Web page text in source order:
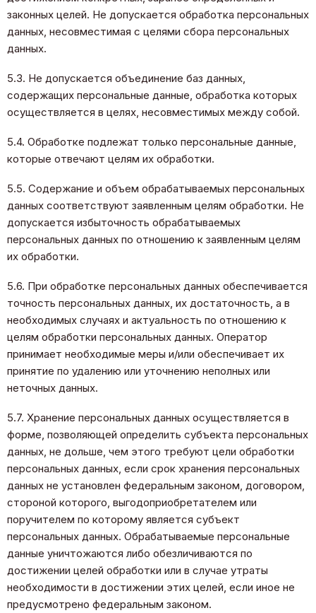
законных целей. Не допускается обработка персональных
данных, несовместимая с целями сбора персональных
данных.
5.3. Не допускается объединение баз данных,
содержащих персональные данные, обработка которых
осуществляется в целях, несовместимых между собой.
5.4. Обработке подлежат только персональные данные,
которые отвечают целям их обработки.
5.5. Содержание и объем обрабатываемых персональных
данных соответствуют заявленным целям обработки. Не
допускается избыточность обрабатываемых
персональных данных по отношению к заявленным целям
их обработки.
5.6. При обработке персональных данных обеспечивается
точность персональных данных, их достаточность, а в
необходимых случаях и актуальность по отношению к
целям обработки персональных данных. Оператор
принимает необходимые меры и/или обеспечивает их
принятие по удалению или уточнению неполных или
неточных данных.
5.7. Хранение персональных данных осуществляется в
форме, позволяющей определить субъекта персональных
данных, не дольше, чем этого требуют цели обработки
персональных данных, если срок хранения персональных
данных не установлен федеральным законом, договором,
стороной которого, выгодоприобретателем или
поручителем по которому является субъект
персональных данных. Обрабатываемые персональные
данные уничтожаются либо обезличиваются по
достижении целей обработки или в случае утраты
необходимости в достижении этих целей, если иное не
предусмотрено федеральным законом.